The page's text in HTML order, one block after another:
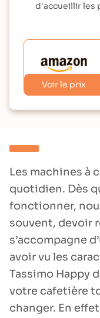
d'accueillir les
Voir le prix
Les machines à
quotidien. Dès
fonctionner,
souvent, devoir
s’accompagne
avoir vu les
Tassimo Happy
votre cafetière
changer. En